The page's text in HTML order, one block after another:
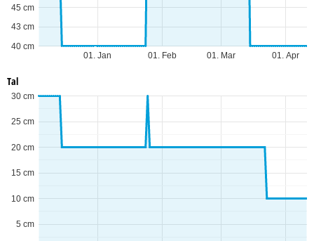
01. Jan 01. Feb 01. Mar 01. Apr
40 cm
43 cm
45 cm
Tal
5 cm
10 cm
15 cm
20 cm
25 cm
30 cm